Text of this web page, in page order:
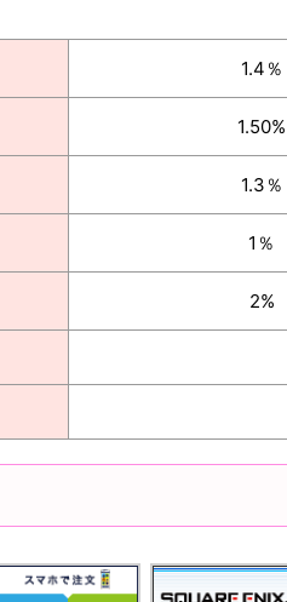
1.4％
1.50%
1.3％
1％
2%